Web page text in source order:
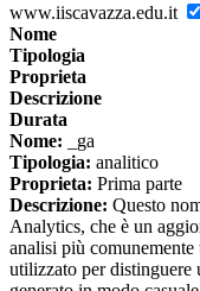
www.iiscavazza.edu.it
Nome
Tipologia
Proprieta
Descrizione
Durata
Nome: _ga
Tipologia: analitico
Proprieta: Prima parte
Descrizione: Questo
Analytics, che è un
analisi più
utilizzato per distinguere